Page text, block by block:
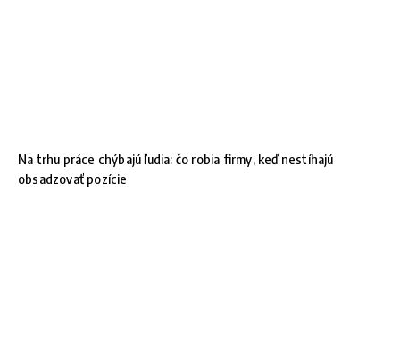
Na trhu práce chýbajú ľudia: čo robia firmy, keď nestíhajú
obsadzovať pozície